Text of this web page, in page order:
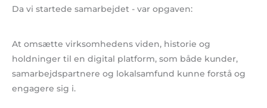
Da vi startede samarbejdet - var opgaven:
At omsætte virksomhedens viden, historie og
holdninger til en digital platform, som både kunder,
samarbejdspartnere og lokalsamfund kunne forstå og
engagere sig i.